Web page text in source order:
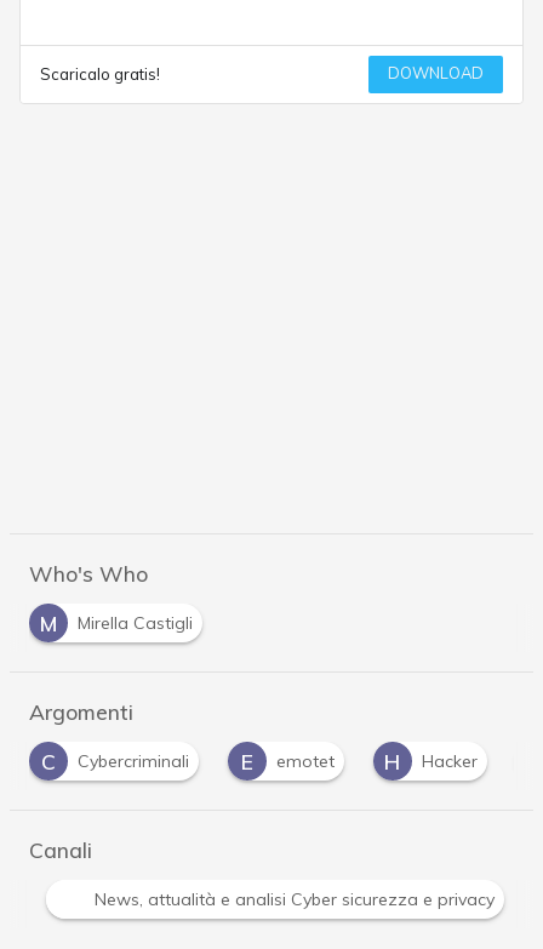
Scaricalo gratis! DOWNLOAD
Who's Who
M
Mirella Castigli
Argomenti
E
emotet H Hacker M macro malevola
Canali
Attacchi hacker e Malware: le ultime news in tempo